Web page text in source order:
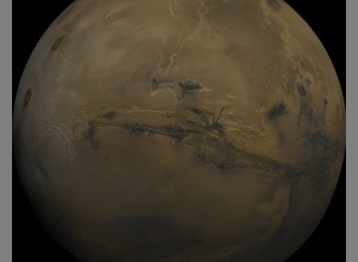
Здоровье
Наука и открытия